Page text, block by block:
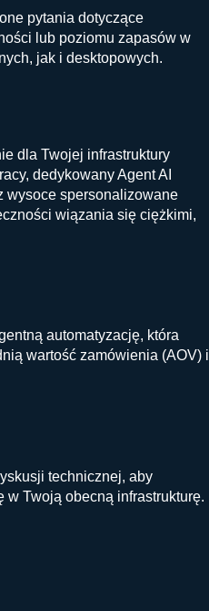
pytania dotyczące
lub poziomu zapasów w
jak i desktopowych.
dla Twojej infrastruktury
dedykowany Agent AI
wysoce spersonalizowane
wiązania się ciężkimi,
automatyzację, która
wartość zamówienia (AOV) i
technicznej, aby
w Twoją obecną infrastrukturę.